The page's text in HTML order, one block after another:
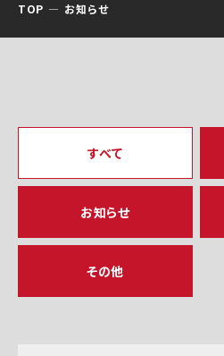
TOP お知らせ
すべて
お知らせ
その他